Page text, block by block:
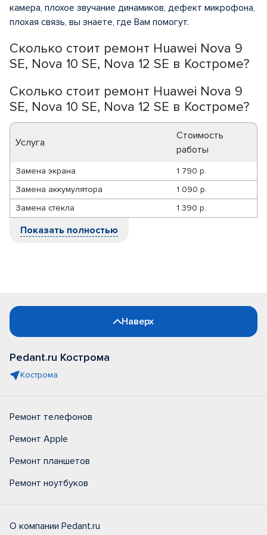
Сколько стоит ремонт Huawei Nova 9
SE, Nova 10 SE, Nova 12 SE в Костроме?
Сколько стоит ремонт Huawei Nova 9
SE, Nova 10 SE, Nova 12 SE в Костроме?
Услуга
Стоимость
работы
Замена экрана
1 790 р.
Замена аккумулятора
1 090 р.
Замена стекла
1 390 р.
Показать полностью
камера, плохое звучание динамиков, дефект микрофона,
плохая связь, вы знаете, где Вам помогут.
Наверх
Pedant.ru Кострома
Кострома
Ремонт телефонов
Ремонт Apple
Ремонт планшетов
Ремонт ноутбуков
О компании Pedant.ru